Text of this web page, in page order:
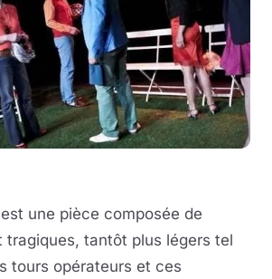
une pièce composée de
tragiques, tantôt plus légers tel
tours opérateurs et ces